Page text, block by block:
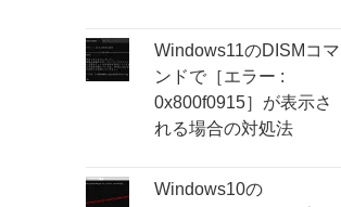
Windows11のDISMコマ
ンドで［エラー :
0x800f0915］が表示さ
れる場合の対処法
Windows10の